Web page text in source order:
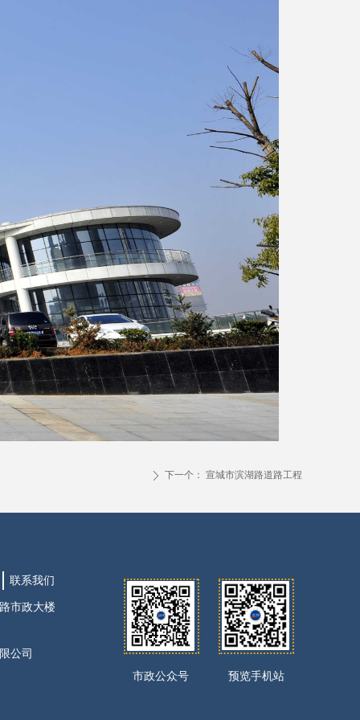
ꄲ 下一个： 宣城市滨湖路道路工程
市政大楼
公司
市政公众号
预览手机站
联系我们